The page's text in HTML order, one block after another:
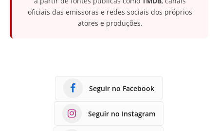
oficiais das emissoras e redes sociais dos próprios
atores e produções.
Seguir no Facebook
Seguir no Instagram